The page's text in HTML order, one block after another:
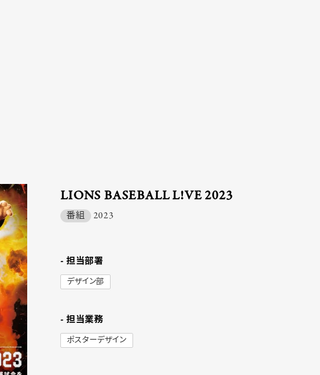
LIONS BASEBALL L!VE 2023
番組 2023
- 担当部署
デザイン部
- 担当業務
ポスターデザイン